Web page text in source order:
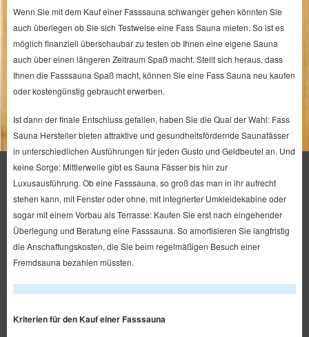
Wenn Sie mit dem Kauf einer Fasssauna schwanger gehen könnten Sie
auch überlegen ob Sie sich Testweise eine Fass Sauna mieten. So ist es
möglich finanziell überschaubar zu testen ob Ihnen eine eigene Sauna
auch über einen längeren Zeitraum Spaß macht. Stellt sich heraus, dass
Ihnen die Fasssauna Spaß macht, können Sie eine Fass Sauna neu kaufen
oder kostengünstig gebraucht erwerben.
Ist dann der finale Entschluss gefallen, haben Sie die Qual der Wahl: Fass
Sauna Hersteller bieten attraktive und gesundheitsfördernde Saunafässer
in unterschiedlichen Ausführungen für jeden Gusto und Geldbeutel an. Und
keine Sorge: Mittlerweile gibt es Sauna Fässer bis hin zur
Luxusausführung. Ob eine Fasssauna, so groß das man in ihr aufrecht
stehen kann, mit Fenster oder ohne, mit integrierter Umkleidekabine oder
sogar mit einem Vorbau als Terrasse: Kaufen Sie erst nach eingehender
Überlegung und Beratung eine Fasssauna. So amortisieren Sie langfristig
die Anschaffungskosten, die Sie beim regelmäßigen Besuch einer
Fremdsauna bezahlen müssten.
Kriterien für den Kauf einer Fasssauna